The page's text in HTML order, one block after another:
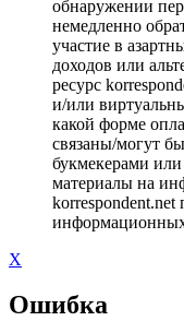
обнаружении
немедленно
участие в
доходов или
ресурс
и/или
какой форме
связаны/могут
букмекерами
материалы на
X
Ошибка